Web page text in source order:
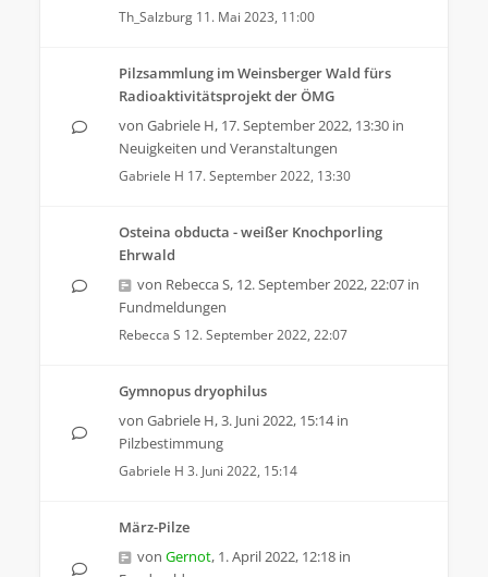
Th_Salzburg 11. Mai 2023, 11:00
Pilzsammlung im Weinsberger Wald fürs
Radioaktivitätsprojekt der ÖMG
von Gabriele H, 17. September 2022, 13:30 in
Neuigkeiten und Veranstaltungen
Gabriele H 17. September 2022, 13:30
Osteina obducta - weißer Knochporling
Ehrwald
von Rebecca S, 12. September 2022, 22:07 in
Fundmeldungen
Rebecca S 12. September 2022, 22:07
Gymnopus dryophilus
von Gabriele H,3. Juni 2022, 15:14in
Pilzbestimmung
Gabriele H 3. Juni 2022, 15:14
März-Pilze
von Gernot, 1. April 2022, 12:18 in